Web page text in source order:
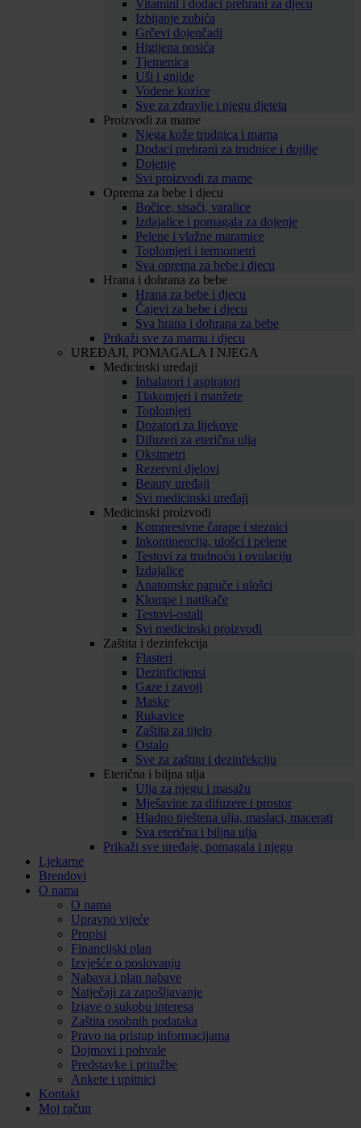
Vitamini i dodaci prehrani za djecu
Izbijanje zubića
Grčevi dojenčadi
Higijena nosića
Tjemenica
Uši i gnjide
Vodene kozice
Sve za zdravlje i njegu djeteta
Proizvodi za mame
Njega kože trudnica i mama
Dodaci prehrani za trudnice i dojilje
Dojenje
Svi proizvodi za mame
Oprema za bebe i djecu
Bočice, sisači, varalice
Izdajalice i pomagala za dojenje
Pelene i vlažne maramice
Toplomjeri i termometri
Sva oprema za bebe i djecu
Hrana i dohrana za bebe
Hrana za bebe i djecu
Čajevi za bebe i djecu
Sva hrana i dohrana za bebe
Prikaži sve za mamu i djecu
UREĐAJI, POMAGALA I NJEGA
Medicinski uređaji
Inhalatori i aspiratori
Tlakomjeri i manžete
Toplomjeri
Dozatori za lijekove
Difuzeri za eterična ulja
Oksimetri
Rezervni djelovi
Beauty uređaji
Svi medicinski uređaji
Medicinski proizvodi
Kompresivne čarape i steznici
Inkontinencija, ulošci i pelene
Testovi za trudnoću i ovulaciju
Izdajalice
Anatomske papuče i ulošci
Klompe i natikače
Testovi-ostali
Svi medicinski proizvodi
Zaštita i dezinfekcija
Flasteri
Dezinficijensi
Gaze i zavoji
Maske
Rukavice
Zaštita za tijelo
Ostalo
Sve za zaštitu i dezinfekciju
Eterična i biljna ulja
Ulja za njegu i masažu
Mješavine za difuzere i prostor
Hladno tiještena ulja, maslaci, macerati
Sva eterična i biljna ulja
Prikaži sve uređaje, pomagala i njegu
Ljekarne
Brendovi
O nama
O nama
Upravno vijeće
Propisi
Financijski plan
Izvješće o poslovanju
Nabava i plan nabave
Natječaji za zapošljavanje
Izjave o sukobu interesa
Zaštita osobnih podataka
Pravo na pristup informacijama
Dojmovi i pohvale
Predstavke i pritužbe
Ankete i upitnici
Kontakt
Moj račun